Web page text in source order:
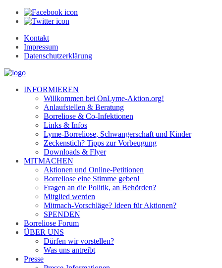
Kontakt
Impressum
Datenschutzerklärung
INFORMIEREN
Willkommen bei OnLyme-Aktion.org!
Anlaufstellen & Beratung
Borreliose & Co-Infektionen
Links & Infos
Lyme-Borreliose, Schwangerschaft und Kinder
Zeckenstich? Tipps zur Vorbeugung
Downloads & Flyer
MITMACHEN
Aktionen und Online-Petitionen
Borreliose eine Stimme geben!
Fragen an die Politik, an Behörden?
Mitglied werden
Mitmach-Vorschläge? Ideen für Aktionen?
SPENDEN
Borreliose Forum
ÜBER UNS
Dürfen wir vorstellen?
Was uns antreibt
Presse